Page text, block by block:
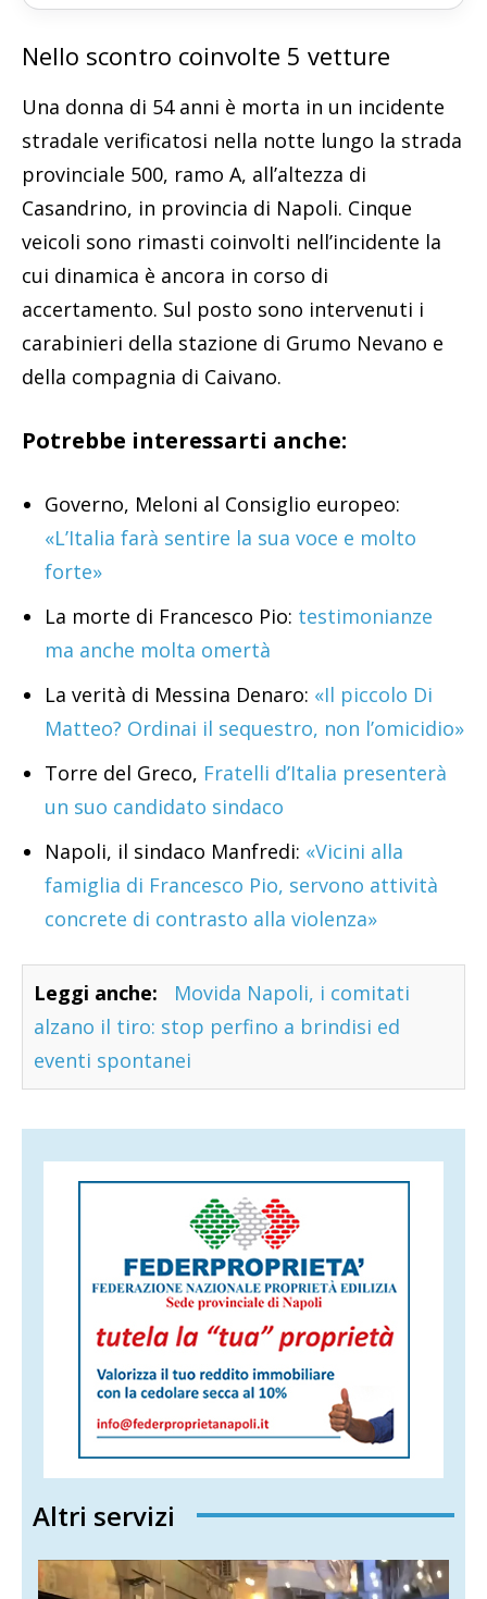
Nello scontro coinvolte 5 vetture
Una donna di 54 anni è morta in un incidente
stradale verificatosi nella notte lungo la strada
provinciale 500, ramo A, all’altezza di
Casandrino, in provincia di Napoli. Cinque
veicoli sono rimasti coinvolti nell’incidente la
cui dinamica è ancora in corso di
accertamento. Sul posto sono intervenuti i
carabinieri della stazione di Grumo Nevano e
della compagnia di Caivano.
Potrebbe interessarti anche:
Governo, Meloni al Consiglio europeo:
«L’Italia farà sentire la sua voce e molto
forte»
La morte di Francesco Pio: testimonianze
ma anche molta omertà
La verità di Messina Denaro: «Il piccolo Di
Matteo? Ordinai il sequestro, non l’omicidio»
Torre del Greco, Fratelli d’Italia presenterà
un suo candidato sindaco
Napoli, il sindaco Manfredi: «Vicini alla
famiglia di Francesco Pio, servono attività
concrete di contrasto alla violenza»
Leggi anche:
Movida Napoli, i comitati
alzano il tiro: stop perfino a brindisi ed
eventi spontanei
Altri servizi